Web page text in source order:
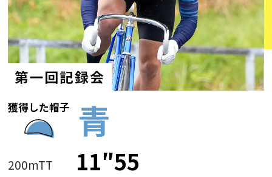
獲得した帽子 青
200mTT 11″55